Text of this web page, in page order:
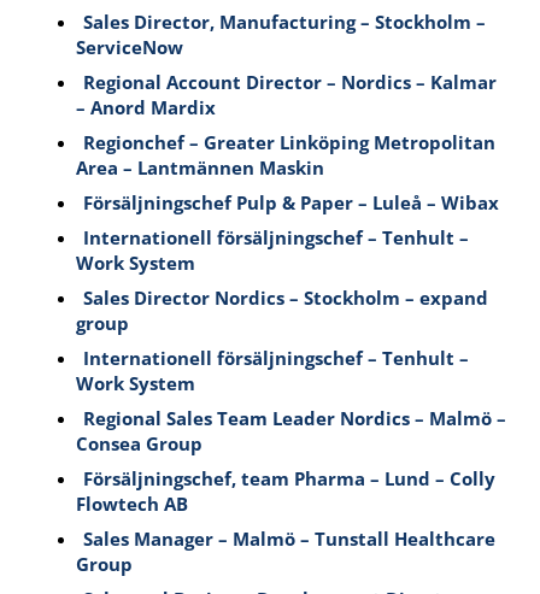
Sales Director, Manufacturing – Stockholm –
ServiceNow
Regional Account Director – Nordics – Kalmar
– Anord Mardix
Regionchef – Greater Linköping Metropolitan
Area – Lantmännen Maskin
Försäljningschef Pulp & Paper – Luleå – Wibax
Internationell försäljningschef – Tenhult –
Work System
Sales Director Nordics – Stockholm – expand
group
Internationell försäljningschef – Tenhult –
Work System
Regional Sales Team Leader Nordics – Malmö –
Consea Group
Försäljningschef, team Pharma – Lund – Colly
Flowtech AB
Sales Manager – Malmö – Tunstall Healthcare
Group